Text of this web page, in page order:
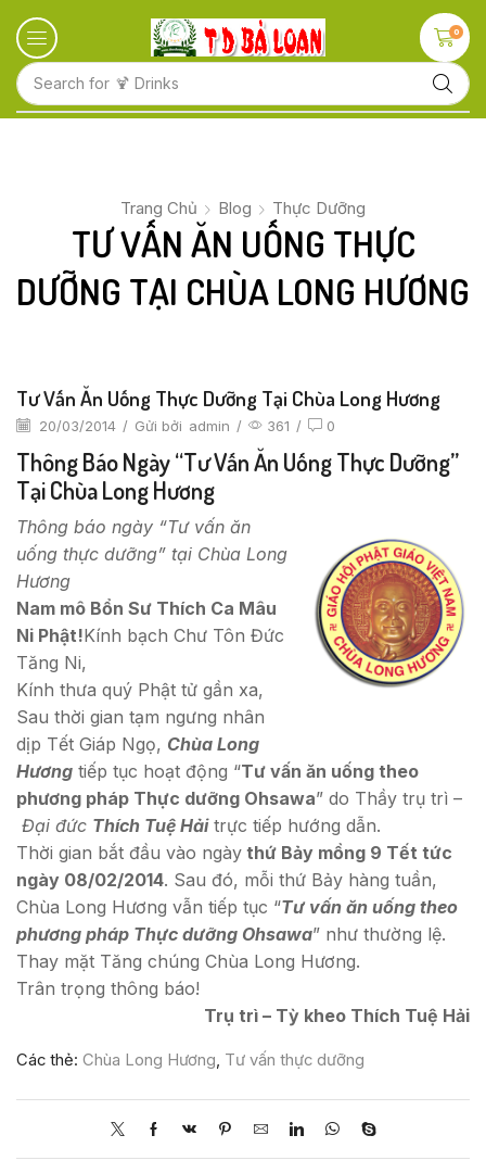
Search for 🍋 Fruits
0
Trang Chủ Blog Thực Dưỡng
TƯ VẤN ĂN UỐNG THỰC
DƯỠNG TẠI CHÙA LONG HƯƠNG
Tư Vấn Ăn Uống Thực Dưỡng Tại Chùa Long Hương
20/03/2014 / Gửi bởi admin / 361 / 0
Thông Báo Ngày “Tư Vấn Ăn Uống Thực Dưỡng”
Tại Chùa Long Hương
Thông báo ngày “Tư vấn ăn
uống thực dưỡng” tại Chùa Long
Hương
Nam mô Bổn Sư Thích Ca Mâu
Ni Phật!Kính bạch Chư Tôn Đức
Tăng Ni,
Kính thưa quý Phật tử gần xa,
Sau thời gian tạm ngưng nhân
dịp Tết Giáp Ngọ, Chùa Long
Hương tiếp tục hoạt động “Tư vấn ăn uống theo
phương pháp Thực dưỡng Ohsawa” do Thầy trụ trì –
Đại đức Thích Tuệ Hảitrực tiếp hướng dẫn.
Thời gian bắt đầu vào ngày thứ Bảy mồng 9 Tết tức
ngày 08/02/2014. Sau đó, mỗi thứ Bảy hàng tuần,
Chùa Long Hương vẫn tiếp tục “Tư vấn ăn uống theo
phương pháp Thực dưỡng Ohsawa” như thường lệ.
Thay mặt Tăng chúng Chùa Long Hương.
Trân trọng thông báo!
Trụ trì – Tỳ kheo Thích Tuệ Hải
Các thẻ: Chùa Long Hương, Tư vấn thực dưỡng